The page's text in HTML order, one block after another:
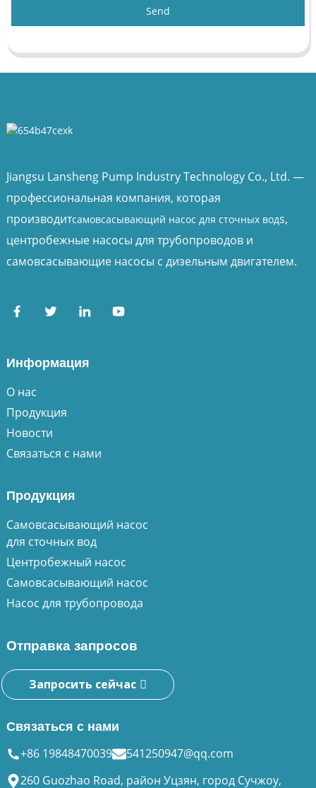
Send
Jiangsu Lansheng Pump Industry Technology Co., Ltd. —
профессиональная компания, которая
производитсамовсасывающий насос для сточных водs,
центробежные насосы для трубопроводов и
самовсасывающие насосы с дизельным двигателем.
Информация
О нас
Продукция
Новости
Связаться с нами
Продукция
Самовсасывающий насос
для сточных вод
Центробежный насос
Самовсасывающий насос
Насос для трубопровода
Отправка запросов
Запросить сейчас
Связаться с нами
+86 19848470039
541250947@qq.com
260 Guozhao Road, район Уцзян, город Сучжоу,